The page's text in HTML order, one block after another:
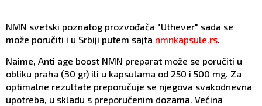
NMN svetski poznatog prozvođača "Uthever" sada se
može poručiti i u Srbiji putem sajta nmnkapsule.rs.
Naime, Anti age boost NMN preparat može se poručiti u
obliku praha (30 gr) ili u kapsulama od 250 i 500 mg. Za
optimalne rezultate preporučuje se njegova svakodnevna
upotreba, u skladu s preporučenim dozama. Većina